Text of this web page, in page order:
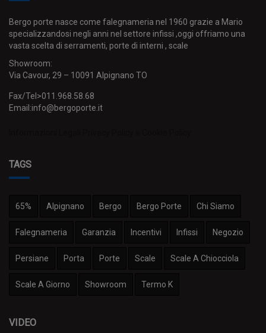
Bergo porte nasce come falegnameria nel 1960 grazie a Mario
specializzandosi negli anni nel settore infissi ,oggi offriamo una
vasta scelta di serramenti, porte di interni , scale
Showroom:
Via Cavour, 29 – 10091 Alpignano TO
Fax/Tel>011.968.58.68
Email:info@bergoporte.it
TAGS
65% Alpignano Bergo Bergo Porte Chi Siamo
Falegnameria Garanzia Incentivi Infissi Negozio
Persiane Porta Porte Scale Scale A Chiocciola
Scale A Giorno Showroom Termo K
VIDEO